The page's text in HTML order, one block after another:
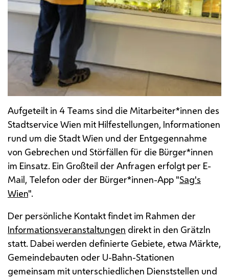
Aufgeteilt in 4 Teams sind die Mitarbeiter*innen des
Stadtservice Wien mit Hilfestellungen, Informationen
rund um die Stadt Wien und der Entgegennahme
von Gebrechen und Störfällen für die Bürger*innen
im Einsatz. Ein Großteil der Anfragen erfolgt per E-
Mail, Telefon oder der Bürger*innen-App "Sag's
Wien".
Der persönliche Kontakt findet im Rahmen der
Informationsveranstaltungen direkt in den Grätzln
statt. Dabei werden definierte Gebiete, etwa Märkte,
Gemeindebauten oder U-Bahn-Stationen
gemeinsam mit unterschiedlichen Dienststellen und